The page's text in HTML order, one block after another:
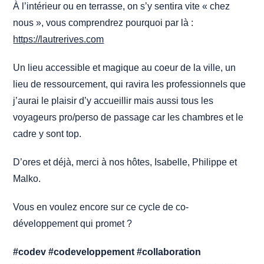
À l’intérieur ou en terrasse, on s’y sentira vite « chez
nous », vous comprendrez pourquoi par là :
https://lautrerives.com
Un lieu accessible et magique au coeur de la ville, un
lieu de ressourcement, qui ravira les professionnels que
j’aurai le plaisir d’y accueillir mais aussi tous les
voyageurs pro/perso de passage car les chambres et le
cadre y sont top.
D’ores et déjà, merci à nos hôtes, Isabelle, Philippe et
Malko.
Vous en voulez encore sur ce cycle de co-
développement qui promet ?
#codev #codeveloppement #collaboration